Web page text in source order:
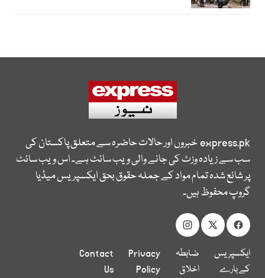
express.pkخبروں اور حالات حاضرہ سے متعلق پاکستان کی
سب سے زیادہ وزٹ کی جانے والی ویب سائٹ ہے۔ اس ویب سائٹ
پر شائع شدہ تمام مواد کے جملہ حقوق بحق ایکسپریس میڈیا
گروپ محفوظ ہیں۔
ایکسپریس
کے بارے
ضابطہ
اخلاق
Privacy
Policy
Contact
Us